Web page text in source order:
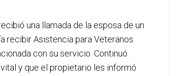
una llamada de la esposa de un
recibir Asistencia para Veteranos
con su servicio. Continuó
y que el propietario les informó